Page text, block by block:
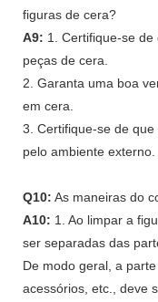
figuras de cera?
A9: 1. Certifique-se
peças de cera.
2. Garanta uma boa
em cera.
3. Certifique-se de
pelo ambiente externo.
Q10: As maneiras do
A10: 1. Ao limpar a
ser separadas das
De modo geral, a
acessórios, etc., deve